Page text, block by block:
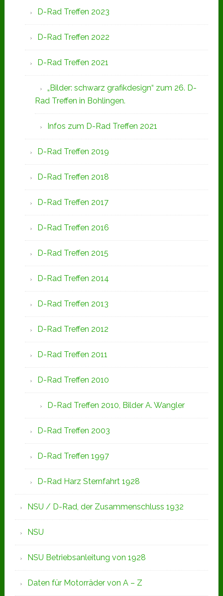
D-Rad Treffen 2023
D-Rad Treffen 2022
D-Rad Treffen 2021
„Bilder: schwarz grafikdesign“ zum 26. D-
Rad Treffen in Bohlingen.
Infos zum D-Rad Treffen 2021
D-Rad Treffen 2019
D-Rad Treffen 2018
D-Rad Treffen 2017
D-Rad Treffen 2016
D-Rad Treffen 2015
D-Rad Treffen 2014
D-Rad Treffen 2013
D-Rad Treffen 2012
D-Rad Treffen 2011
D-Rad Treffen 2010
D-Rad Treffen 2010, Bilder A. Wangler
D-Rad Treffen 2003
D-Rad Treffen 1997
D-Rad Harz Sternfahrt 1928
NSU / D-Rad, der Zusammenschluss 1932
NSU
NSU Betriebsanleitung von 1928
Daten für Motorräder von A – Z